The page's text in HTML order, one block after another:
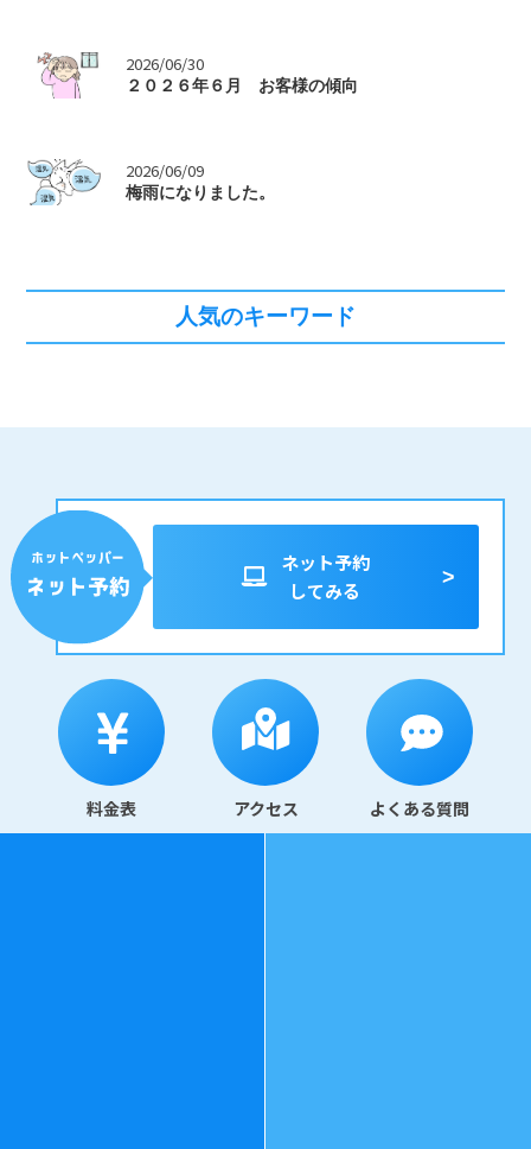
> 2026/06/30
２０２６年６月 お客様の傾向
> 2026/06/09
梅雨になりました。
人気のキーワード
ネット予約
してみる
料金表 アクセス よくある質問